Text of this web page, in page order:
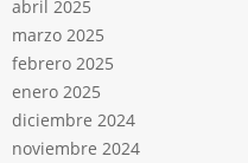
abril 2025
marzo 2025
febrero 2025
enero 2025
diciembre 2024
noviembre 2024